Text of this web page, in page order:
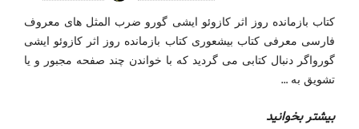
کتاب بازمانده روز اثر کازوئو ایشی گورو ضرب المثل های معروف
فارسی معرفی کتاب بیشعوری کتاب بازمانده روز اثر کازوئو ایشی
گورواگر دنبال کتابی می گردید که با خواندن چند صفحه مجبور و یا
تشویق به …
بیشتر بخوانید